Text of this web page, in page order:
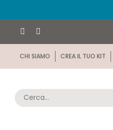
CHI SIAMO CREA IL TUO KIT